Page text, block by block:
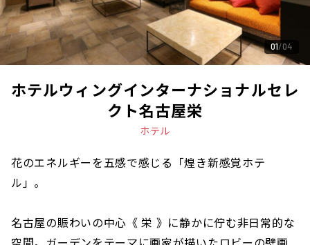
01 04
ホテルウィングインターナショナルセレ
クト名古屋栄
ホテル
花のエネルギーを五感で感じる「煌き新感覚ホテ
ル」。
名古屋の賑わいの中心《 栄 》に静かに佇む非日常的な